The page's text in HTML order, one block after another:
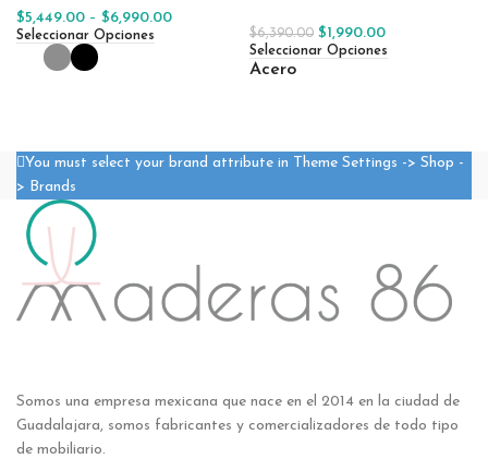
$5,449.00 – $6,990.00
Seleccionar Opciones $6,390.00 $1,990.00
Seleccionar Opciones
Acero
You must select your brand attribute in Theme Settings -> Shop -
> Brands
Somos una empresa mexicana que nace en el 2014 en la ciudad de
Guadalajara, somos fabricantes y comercializadores de todo tipo
de mobiliario.